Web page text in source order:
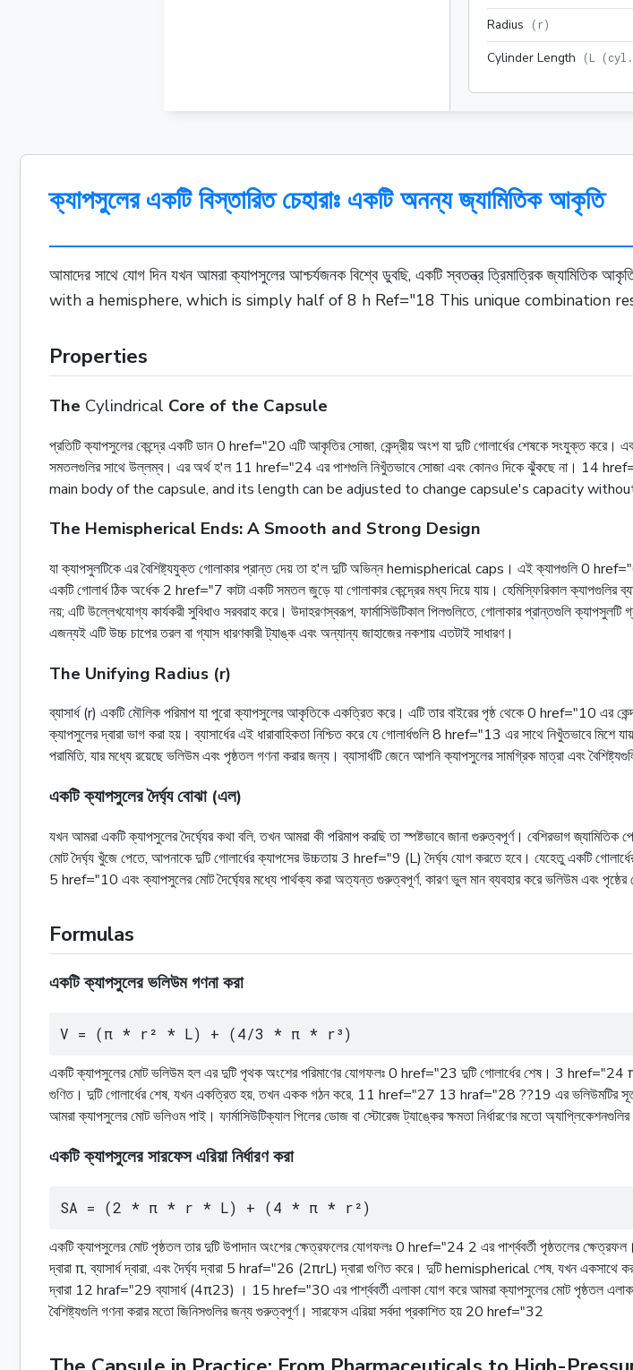
Radius ( r)
Cylinder Length (L
ক্যাপসুলের একটি বিস্তারিত চেহারাঃ একটি অনন্য জ্যামিতিক আকৃতি
আমাদের সাথে যোগ দিন যখন আমরা ক্যাপসুলের আশ্চর্যজনক বিশ্বে ডুবছি, একটি স্বতন্ত্র ত্রিমাত্রিক
with a hemisphere, which is simply half of 8 h Ref="18 This unique combination
Properties
The Cylindrical Core of the Capsule
প্রতিটি ক্যাপসুলের কেন্দ্রে একটি ডান 0 href="20 এটি আকৃতির সোজা, কেন্দ্রীয় অংশ যা দুটি গোলার্ধের শেষকে সংযুক্ত
সমতলগুলির সাথে উল্লম্ব। এর অর্থ হ'ল 11 href="24 এর পাশগুলি নিখুঁতভাবে সোজা এবং কোনও দিকে ঝুঁকছে না। 14
main body of the capsule, and its length can be adjusted to change capsule's capacity
The Hemispherical Ends: A Smooth and Strong Design
যা ক্যাপসুলটিকে এর বৈশিষ্ট্যযুক্ত গোলাকার প্রান্ত দেয় তা হ'ল দুটি অভিন্ন hemispherical caps। এই ক্যাপগুলি 0
একটি গোলার্ধ ঠিক অর্ধেক 2 href="7 কাটা একটি সমতল জুড়ে যা গোলাকার কেন্দ্রের মধ্য দিয়ে যায়। হেমিস্ফিরিকাল ক্যাপগুলির
নয়; এটি উল্লেখযোগ্য কার্যকরী সুবিধাও সরবরাহ করে। উদাহরণস্বরূপ, ফার্মাসিউটিকাল পিলগুলিতে, গোলাকার প্রান্তগুলি
এজন্যই এটি উচ্চ চাপের তরল বা গ্যাস ধারণকারী ট্যাঙ্ক এবং অন্যান্য জাহাজের নকশায় এতটাই সাধারণ।
The Unifying Radius (r)
ব্যাসার্ধ (r) একটি মৌলিক পরিমাপ যা পুরো ক্যাপসুলের আকৃতিকে একত্রিত করে। এটি তার বাইরের পৃষ্ঠ থেকে 0 href="10 এর
ক্যাপসুলের দ্বারা ভাগ করা হয়। ব্যাসার্ধের এই ধারাবাহিকতা নিশ্চিত করে যে গোলার্ধগুলি 8 href="13 এর সাথে নিখুঁতভাবে
পরামিতি, যার মধ্যে রয়েছে ভলিউম এবং পৃষ্ঠতল গণনা করার জন্য। ব্যাসার্ধটি জেনে আপনি ক্যাপসুলের সামগ্রিক মাত্রা এবং
একটি ক্যাপসুলের দৈর্ঘ্য বোঝা (এল)
যখন আমরা একটি ক্যাপসুলের দৈর্ঘ্যের কথা বলি, তখন আমরা কী পরিমাপ করছি তা স্পষ্টভাবে জানা গুরুত্বপূর্ণ। বেশিরভাগ
মোট দৈর্ঘ্য খুঁজে পেতে, আপনাকে দুটি গোলার্ধের ক্যাপসের উচ্চতায় 3 href="9 (L) দৈৰ্ঘ্য যোগ করতে হবে। যেহেতু একটি
5 href="10 এবং ক্যাপসুলের মোট দৈর্ঘ্যের মধ্যে পার্থক্য করা অত্যন্ত গুরুত্বপূর্ণ, কারণ ভুল মান ব্যবহার করে ভলিউম এবং পৃষ্ঠের
Formulas
একটি ক্যাপসুলের ভলিউম গণনা করা
V = (π * r² * L) + (4/3 * π * r³)
একটি ক্যাপসুলের মোট ভলিউম হল এর দুটি পৃথক অংশের পরিমাণের যোগফলঃ 0 href="23 দুটি গোলার্ধের শেষ। 3
গুণিত। দুটি গোলার্ধের শেষ, যখন একত্রিত হয়, তখন একক গঠন করে, 11 href="27 13 hraf="28 ??19 এর ভলিউমটির
আমরা ক্যাপসুলের মোট ভলিওম পাই। ফার্মাসিউটিক্যাল পিলের ডোজ বা স্টোরেজ ট্যাঙ্কের ক্ষমতা নির্ধারণের মতো
একটি ক্যাপসুলের সারফেস এরিয়া নির্ধারণ করা
SA = (2 * π * r * L) + (4 * π * r²)
একটি ক্যাপসুলের মোট পৃষ্ঠতল তার দুটি উপাদান অংশের ক্ষেত্রফলের যোগফলঃ 0 href="24 2 এর পার্শ্ববর্তী পৃষ্ঠতলের
দ্বারা π, ব্যাসার্ধ দ্বারা, এবং দৈর্ঘ্য দ্বারা 5 hraf="26 (2πrL) দ্বারা গুণিত করে। দুটি hemispherical শেষ, যখন
দ্বারা 12 hraf="29 ব্যাসার্ধ (4π23) । 15 href="30 এর পার্শ্ববর্তী এলাকা যোগ করে আমরা ক্যাপসুলের মোট পৃষ্ঠতল এলাকায়
বৈশিষ্ট্যগুলি গণনা করার মতো জিনিসগুলির জন্য গুরুত্বপূর্ণ। সারফেস এরিয়া সর্বদা প্রকাশিত হয় 20 href="32